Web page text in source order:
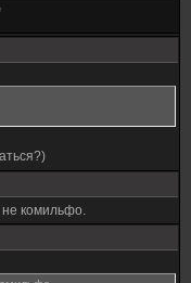
не комильфо.